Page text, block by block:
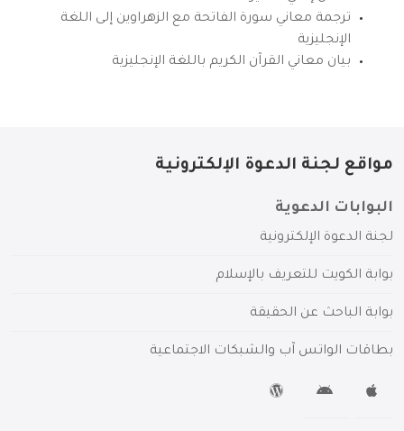
ترجمة معاني سورة الفاتحة مع الزهراوين إلى اللغة
الإنجليزية
بيان معاني القرآن الكريم باللغة الإنجليزية
مواقع لجنة الدعوة الإلكترونية
البوابات الدعوية
لجنة الدعوة الإلكترونية
بوابة الكويت للتعريف بالإسلام
بوابة الباحث عن الحقيقة
بطاقات الواتس آب والشبكات الاجتماعية